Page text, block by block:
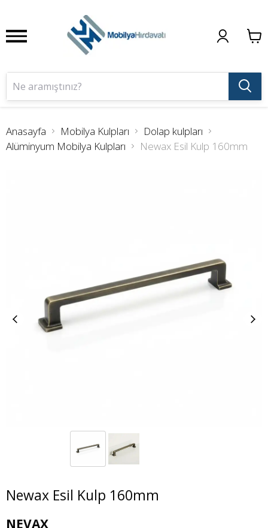
Anasayfa Mobilya Kulpları
Dolap kulpları
Alüminyum Mobilya Kulpları
Newax Esil Kulp 160mm
Newax Esil Kulp 160mm
NEVAX